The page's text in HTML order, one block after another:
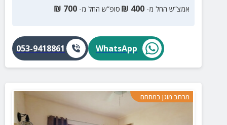
אמצ”ש החל מ- 400
₪ סופ”ש החל מ- 700
₪
WhatsApp
053-9418861
מרחב מוגן במתחם